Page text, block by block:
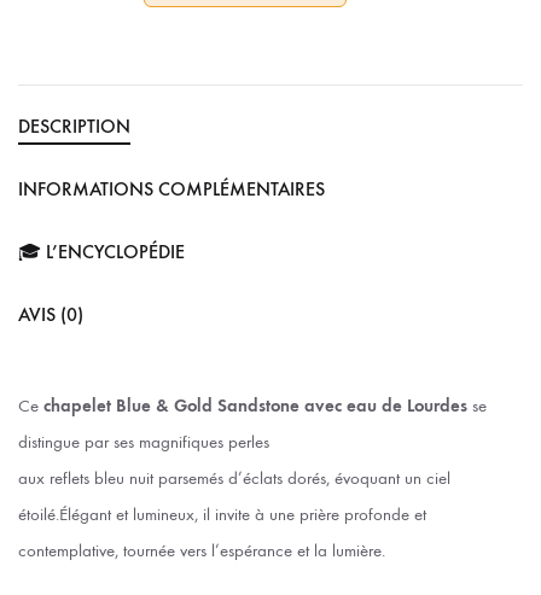
DESCRIPTION
INFORMATIONS COMPLÉMENTAIRES
🎓 L’ENCYCLOPÉDIE
AVIS (0)
Ce chapelet Blue & Gold Sandstone avec eau de Lourdes se
distingue par ses magnifiques perles
aux reflets bleu nuit parsemés d’éclats dorés, évoquant un ciel
étoilé.Élégant et lumineux, il invite à une prière profonde et
contemplative, tournée vers l’espérance et la lumière.